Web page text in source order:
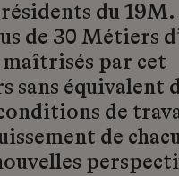
du
de 30 Métiers
par cet
sans équivalent
de
de